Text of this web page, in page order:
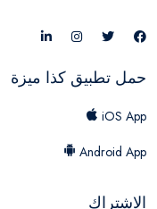
حمل تطبيق كذا ميزة
iOS App
Android App
الاشتراك